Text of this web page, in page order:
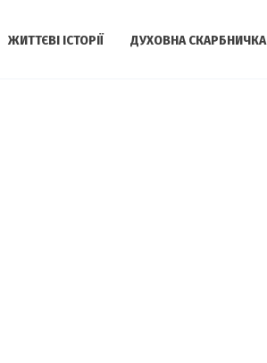
ЖИТТЄВІ ІСТОРІЇ ДУХОВНА СКАРБНИЧКА